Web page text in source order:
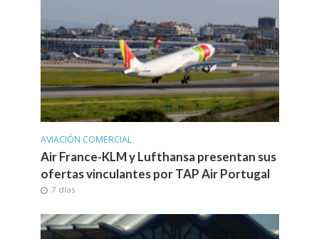
AVIACIÓN COMERCIAL
Air France-KLM y Lufthansa presentan sus
ofertas vinculantes por TAP Air Portugal
7 días